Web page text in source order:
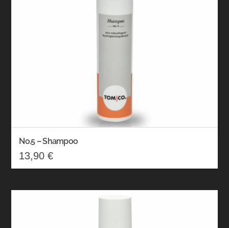
No.5 – Shampoo
13,90€